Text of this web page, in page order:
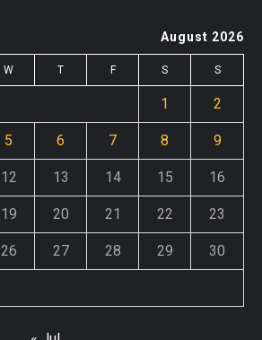
August 2026
W T F S S
1 2
5 6 7 8 9
12 13 14 15 16
19 20 21 22 23
26 27 28 29 30